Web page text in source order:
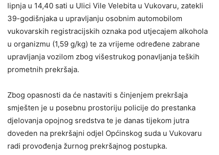
lipnja u 14,40 sati u Ulici Vile Velebita u Vukovaru, zatekli
39-godišnjaka u upravljanju osobnim automobilom
vukovarskih registracijskih oznaka pod utjecajem alkohola
u organizmu (1,59 g/kg) te za vrijeme određene zabrane
upravljanja vozilom zbog višestrukog ponavljanja teških
prometnih prekršaja.
Zbog opasnosti da će nastaviti s činjenjem prekršaja
smješten je u posebnu prostoriju policije do prestanka
djelovanja opojnog sredstva te je danas tijekom jutra
doveden na prekršajni odjel Općinskog suda u Vukovaru
radi provođenja žurnog prekršajnog postupka.